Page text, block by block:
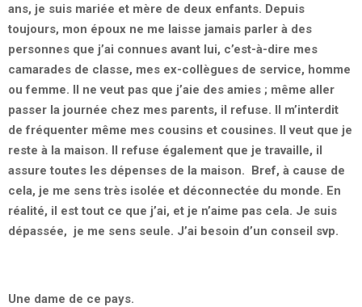
ans, je suis mariée et mère de deux enfants. Depuis
toujours, mon époux ne me laisse jamais parler à des
personnes que j’ai connues avant lui, c’est-à-dire mes
camarades de classe, mes ex-collègues de service, homme
ou femme. Il ne veut pas que j’aie des amies ; même aller
passer la journée chez mes parents, il refuse. Il m’interdit
de fréquenter même mes cousins et cousines. Il veut que je
reste à la maison. Il refuse également que je travaille, il
assure toutes les dépenses de la maison. Bref, à cause de
cela, je me sens très isolée et déconnectée du monde. En
réalité, il est tout ce que j’ai, et je n’aime pas cela. Je suis
dépassée, je me sens seule. J’ai besoin d’un conseil svp.
Une dame de ce pays.